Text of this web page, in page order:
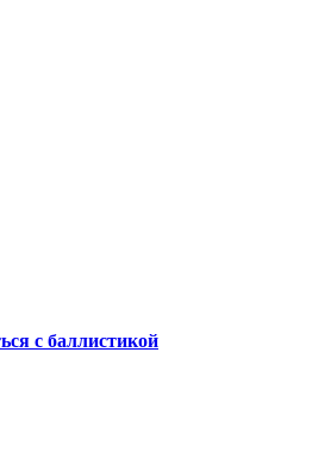
с баллистикой